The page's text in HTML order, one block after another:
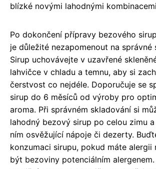
blízké novými lahodnými
Po dokončení přípravy bezového
je důležité nezapomenout na správné
Sirup uchovávejte v uzavřené
lahvičce v chladu a temnu, aby si
čerstvost co nejdéle. Doporučuje se
sirup do 6 měsíců od výroby pro
aroma. Při správném skladování si
lahodný bezový sirup po celou zimu
ním osvěžující nápoje či dezerty.
konzumaci sirupu, pokud máte alergii
být bezoviny potenciálním